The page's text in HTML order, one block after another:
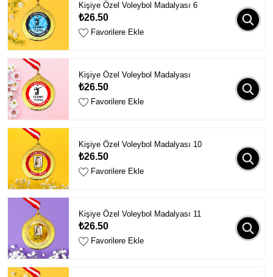
Kişiye Özel Voleybol Madalyası 6
₺26.50
Favorilere Ekle
Kişiye Özel Voleybol Madalyası
₺26.50
Favorilere Ekle
Kişiye Özel Voleybol Madalyası 10
₺26.50
Favorilere Ekle
Kişiye Özel Voleybol Madalyası 11
₺26.50
Favorilere Ekle